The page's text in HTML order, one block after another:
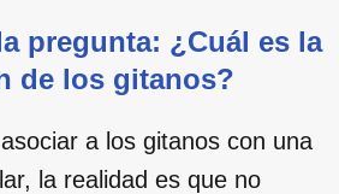
pregunta: ¿Cuál es la
de los gitanos?
a los gitanos con una
la realidad es que no